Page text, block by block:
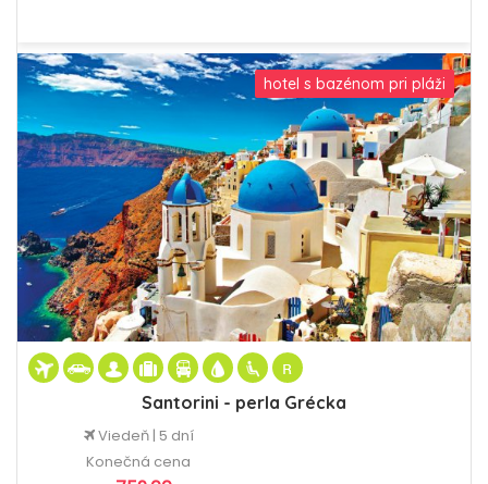
hotel s bazénom pri pláži
Santorini - perla Grécka
Viedeň | 5 dní
Konečná cena